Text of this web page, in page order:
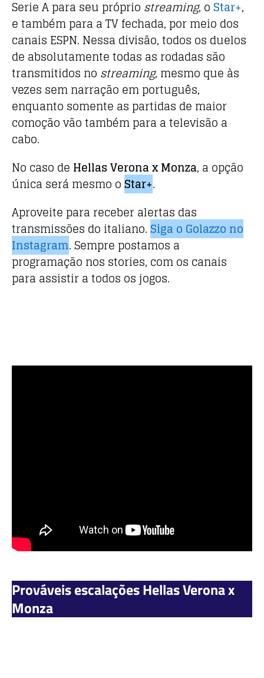
Serie A para seu próprio streaming, oStar+,
e também para a TV fechada, por meio dos
canais ESPN. Nessa divisão, todos os duelos
de absolutamente todas as rodadas são
transmitidos no streaming, mesmo que às
vezes sem narração em português,
enquanto somente as partidas de maior
comoção vão também para a televisão a
cabo.
No caso de Hellas Verona x Monza, a opção
única será mesmo oStar+.
Aproveite para receber alertas das
transmissões do italiano. Siga o Golazzo no
Instagram. Sempre postamos a
programação nos stories, com os canais
para assistir a todos os jogos.
Prováveis escalações Hellas Verona x
Monza